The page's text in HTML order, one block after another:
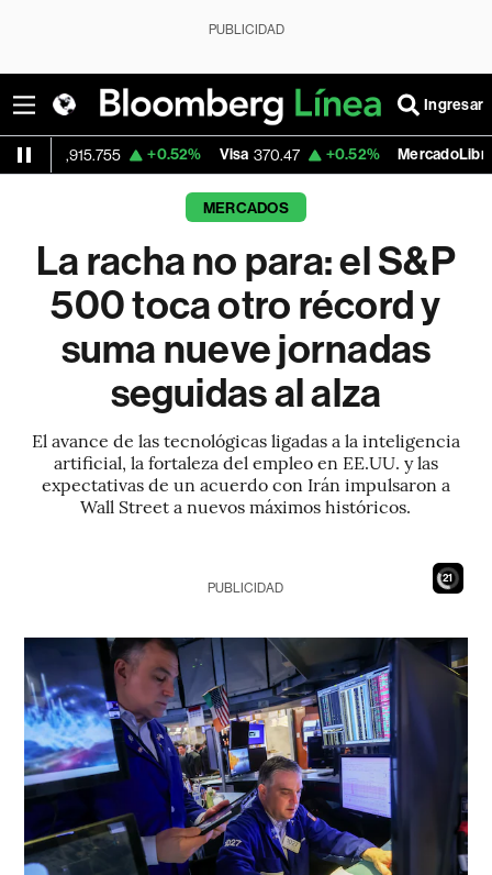
PUBLICIDAD
Ingresar
+0.52% Visa 370.47 +0.52% MercadoLibre 1,824.26 -
MERCADOS
La racha no para: el S&P
500 toca otro récord y
suma nueve jornadas
seguidas al alza
El avance de las tecnológicas ligadas a la inteligencia
artificial, la fortaleza del empleo en EE.UU. y las
expectativas de un acuerdo con Irán impulsaron a
Wall Street a nuevos máximos históricos.
19
PUBLICIDAD